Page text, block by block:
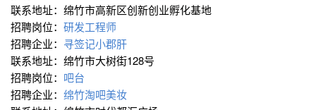
联系地址：绵竹市高新区创新创业孵化基地
招聘岗位： 研发工程师
招聘企业： 寻签记小郡肝
联系地址：绵竹市大树街128号
招聘岗位： 吧台
招聘企业： 绵竹淘吧美妆